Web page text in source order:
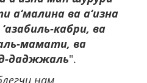
а‘малина ва а‘изна
кабри, ва
мамати, ва
даджжаль".
нам